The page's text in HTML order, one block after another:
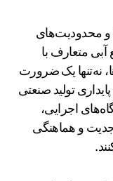
و محدودیت‌های
آبی متعارف با
نه‌تنها یک ضرورت
تولید صنعتی
اجرایی،
جدیت و هماهنگی